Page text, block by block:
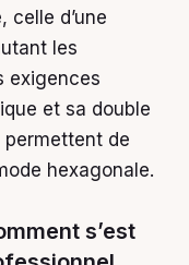
celle d’une
les
exigences
et sa double
de
hexagonale.
s’est